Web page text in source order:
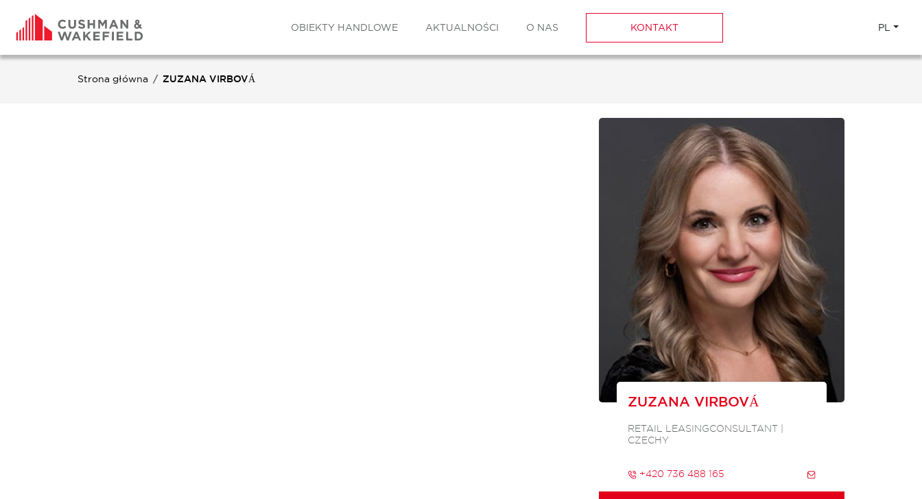
OBIEKTY HANDLOWE AKTUALNOŚCI O NAS KONTAKT PL
Strona główna ZUZANA VIRBOVÁ
ZUZANA VIRBOVÁ
RETAIL LEASINGCONSULTANT |
CZECHY
+420 736 488 165